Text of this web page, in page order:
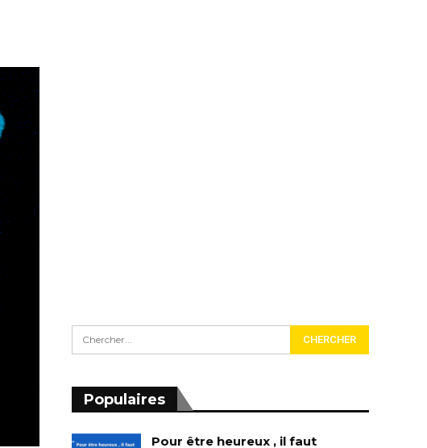
Populaires
Pour être heureux , il faut